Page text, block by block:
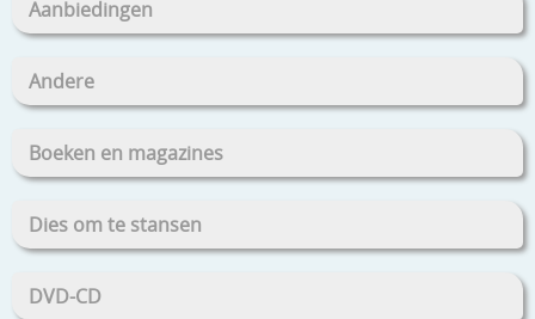
Aanbiedingen
Andere
Boeken en magazines
Dies om te stansen
DVD-CD